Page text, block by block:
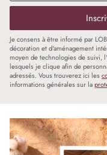
Je consens à être informé par
décoration et d'aménagement
moyen de technologies de suivi,
lesquels je clique afin de
adressés. Vous trouverez ici les
informations générales sur la